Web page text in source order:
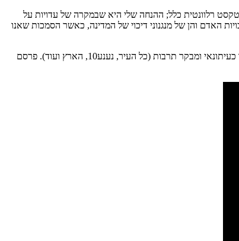
רלוונטית כלל; ההנחה שלי היא שבמקרה של עדויות על
האדם והן של מנגנוני דיכוי של המדינה, כאשר הסמכות שאנו
עמרי גרינברג הוא דוקטורנט לאנתרופולוגיה ולימודי יהדות באוניברסיטת טורונטו. סיים תואר שני בתכנית ללימודי תרבות באוניברסיטה העברית, וגם עבד בעבר כעיתונאי ומבקר תרבות (כל העיר, נענע10, הארץ ועוד). פרסם